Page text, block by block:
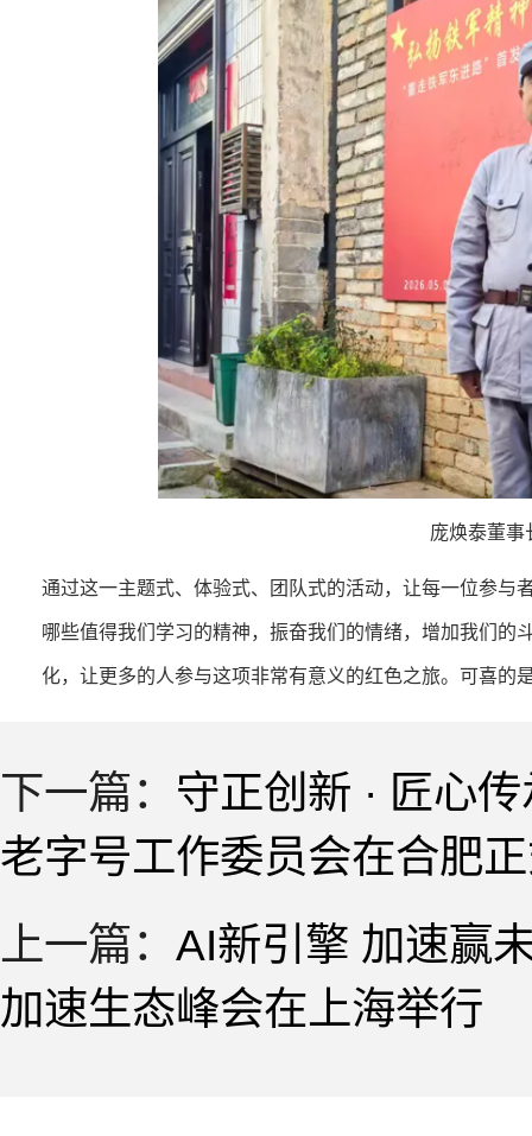
庞焕泰董事
通过这一主题式、体验式、团队式的活动，让每一位参与
哪些值得我们学习的精神，振奋我们的情绪，增加我们
化，让更多的人参与这项非常有意义的红色之旅。可喜的
下一篇： 守正创新 · 匠心
老字号工作委员会在合肥
上一篇： AI新引擎 加速赢
加速生态峰会在上海举行